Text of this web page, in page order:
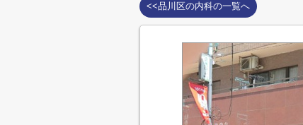
<<品川区の内科の一覧へ